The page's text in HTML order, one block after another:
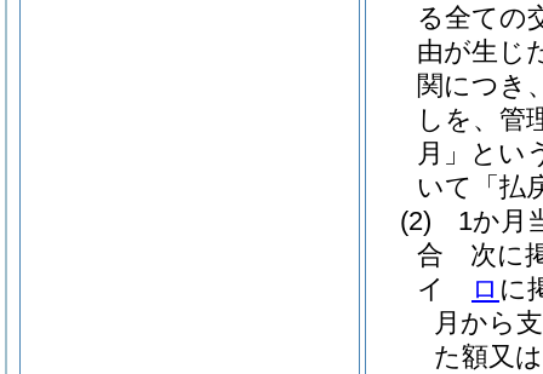
る全ての
由が生じ
関につき
しを、管
月」とい
いて「払
(2)
1か月
合 次に
イ
ロ に
月から
た額又は